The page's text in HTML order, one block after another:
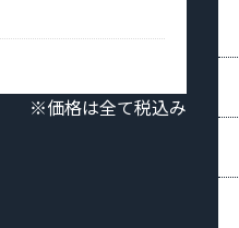
※価格は全て税込み